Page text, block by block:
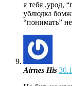
я тебя ,урод,
ублюдка
“понимать”
Airnes His